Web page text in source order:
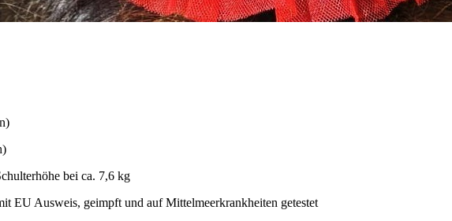
bei ca. 7,6 kg
EU Ausweis, geimpft und auf Mittelmeerkrankheiten getestet